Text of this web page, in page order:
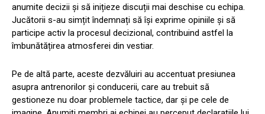
anumite decizii și să inițieze discuții mai deschise cu echipa.
Jucătorii s-au simțit îndemnați să își exprime opiniile și să
participe activ la procesul decizional, contribuind astfel la
îmbunătățirea atmosferei din vestiar.
Pe de altă parte, aceste dezvăluiri au accentuat presiunea
asupra antrenorilor și conducerii, care au trebuit să
gestioneze nu doar problemele tactice, dar și pe cele de